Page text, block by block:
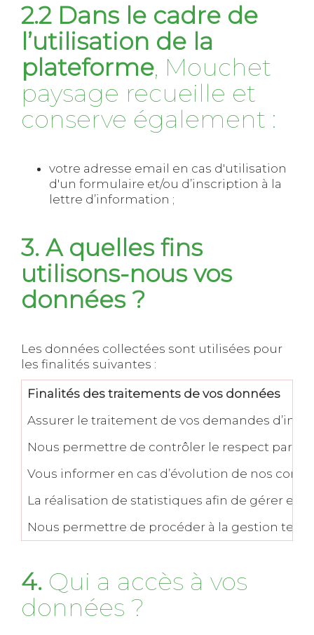
2.2 Dans le cadre de
l’utilisation de la
plateforme, Mouchet
paysage recueille et
conserve également :
votre adresse email en cas d'utilisation
d'un formulaire et/ou d’inscription à la
lettre d’information ;
3. A quelles fins
utilisons-nous vos
données ?
Les données collectées sont utilisées pour
les finalités suivantes :
Finalités des traitements de vos données
Assurer le traitement de vos demandes
Nous permettre de contrôler le respect par
Vous informer en cas d’évolution de nos
La réalisation de statistiques afin de gérer et
Nous permettre de procéder à la gestion
4. Qui a accès à vos
données ?